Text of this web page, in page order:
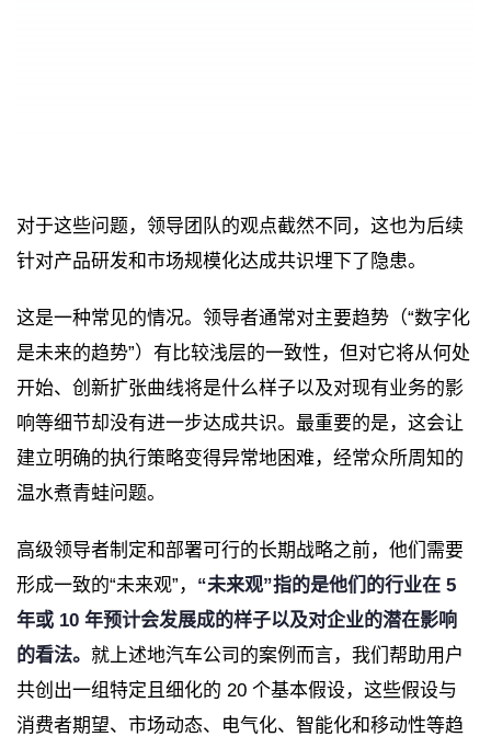
对于这些问题，领导团队的观点截然不同，这也为后续
针对产品研发和市场规模化达成共识埋下了隐患。
这是一种常见的情况。领导者通常对主要趋势（“数字化
是未来的趋势”）有比较浅层的一致性，但对它将从何处
开始、创新扩张曲线将是什么样子以及对现有业务的影
响等细节却没有进一步达成共识。最重要的是，这会让
建立明确的执行策略变得异常地困难，经常众所周知的
温水煮青蛙问题。
高级领导者制定和部署可行的长期战略之前，他们需要
形成一致的“未来观”， “未来观”指的是他们的行业在 5
年或 10 年预计会发展成的样子以及对企业的潜在影响
的看法。 就上述地汽车公司的案例而言，我们帮助用户
共创出一组特定且细化的 20 个基本假设，这些假设与
消费者期望、市场动态、电气化、智能化和移动性等趋